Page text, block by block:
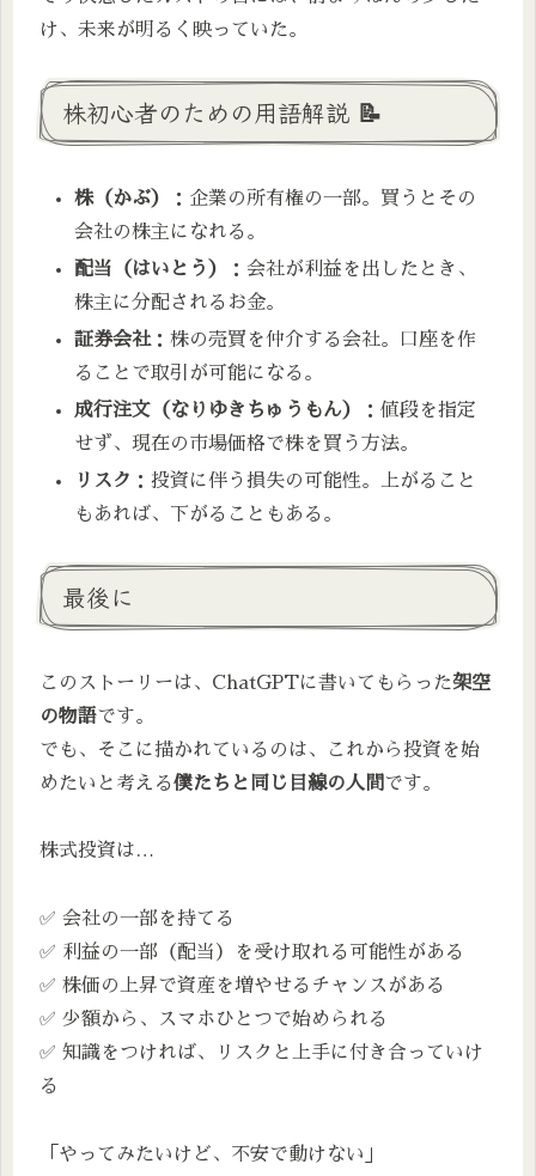
け、未来が明るく映っていた。
株初心者のための用語解説 📝
株（かぶ）
：企業の所有権の一部。買うとその
会社の株主になれる。
配当（はいとう）
：会社が利益を出したとき、
株主に分配されるお金。
証券会社 ：株の売買を仲介する会社。口座を作
ることで取引が可能になる。
成行注文（なりゆきちゅうもん）
：値段を指定
せず、現在の市場価格で株を買う方法。
リスク ：投資に伴う損失の可能性。上がること
もあれば、下がることもある。
最後に
このストーリーは、ChatGPTに書いてもらった架空
の物語です。
でも、そこに描かれているのは、これから投資を始
めたいと考える僕たちと同じ目線の人間です。
株式投資は…
✅ 会社の一部を持てる
✅ 利益の一部（配当）を受け取れる可能性がある
✅ 株価の上昇で資産を増やせるチャンスがある
✅ 少額から、スマホひとつで始められる
✅ 知識をつければ、リスクと上手に付き合っていけ
る
「やってみたいけど、不安で動けない」